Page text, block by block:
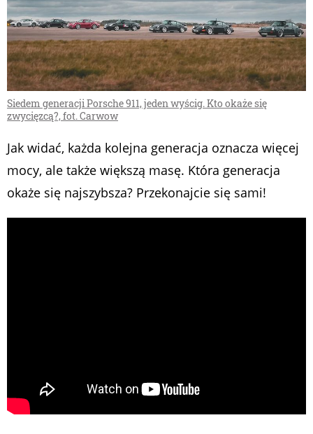
Siedem generacji Porsche 911, jeden wyścig. Kto okaże się
zwycięzcą?, fot. Carwow
Jak widać, każda kolejna generacja oznacza więcej
mocy, ale także większą masę. Która generacja
okaże się najszybsza? Przekonajcie się sami!